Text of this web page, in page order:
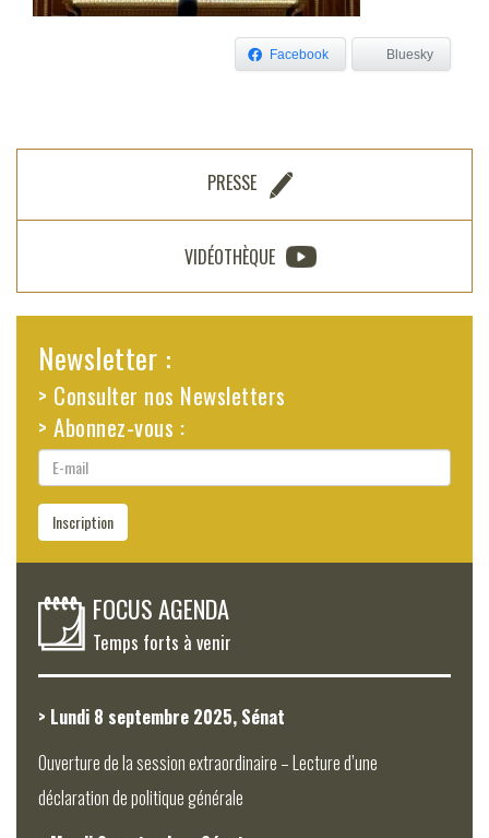
Facebook Bluesky
PRESSE
VIDÉOTHÈQUE
Newsletter :
> Consulter nos Newsletters
> Abonnez-vous :
E-
mail
Inscription
FOCUS AGENDA
Temps forts à venir
> Lundi 8 septembre 2025, Sénat
Ouverture de la session extraordinaire – Lecture d’une
déclaration de politique générale